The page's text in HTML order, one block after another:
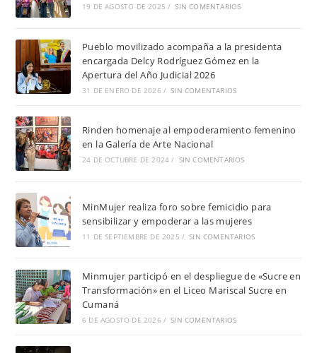
19 DE AGOSTO DE 2025 / SIN COMENTARIOS
Pueblo movilizado acompaña a la presidenta
encargada Delcy Rodríguez Gómez en la
Apertura del Año Judicial 2026
31 DE ENERO DE 2026 / SIN COMENTARIOS
Rinden homenaje al empoderamiento femenino
en la Galería de Arte Nacional
24 DE OCTUBRE DE 2024 / SIN COMENTARIOS
MinMujer realiza foro sobre femicidio para
sensibilizar y empoderar a las mujeres
11 DE SEPTIEMBRE DE 2025 / SIN COMENTARIOS
Minmujer participó en el despliegue de «Sucre en
Transformación» en el Liceo Mariscal Sucre en
Cumaná
6 DE AGOSTO DE 2026 / SIN COMENTARIOS